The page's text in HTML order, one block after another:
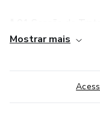
equipes espirituais,
OBSERVAÇÃO:
Mostrar mais